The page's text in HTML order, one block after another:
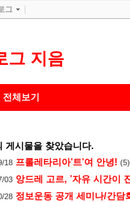
그 지음
체보기
게시물을 찾았습니다.
18 프롤레타리아'트'여 안녕! (5)
03 앙드레 고르, '자유 시간이
28 정보운동 공개 세미나/간담
그